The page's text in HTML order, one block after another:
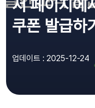
서 페이지에
쿠폰 발급하
업데이트 : 2025-12-24